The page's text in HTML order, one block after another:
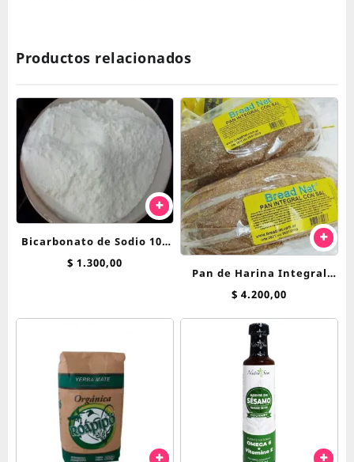
Productos relacionados
Bicarbonato de Sodio 100
grs
$ 1.300,00
Pan de Harina Integral
Breadnet
$ 4.200,00